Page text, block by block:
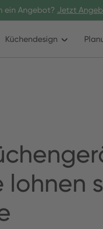
ein Angebot? Jetzt
Küchendesign
lohnen